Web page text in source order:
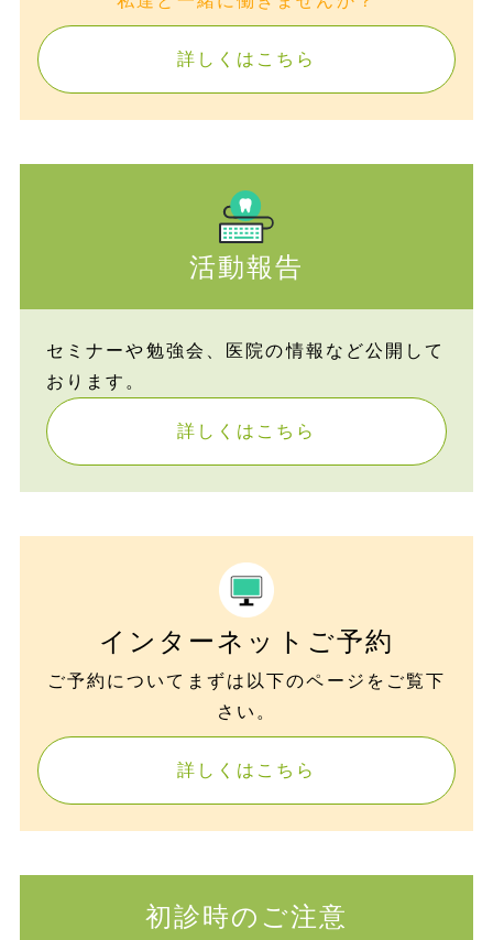
詳しくはこちら
活動報告
セミナーや勉強会、医院の情報など公開して
おります。
詳しくはこちら
インターネットご予約
ご予約についてまずは以下のページをご覧下
さい。
詳しくはこちら
初診時のご注意